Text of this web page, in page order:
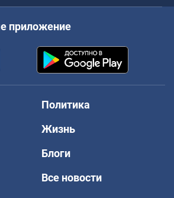
приложение
Политика
Жизнь
Блоги
Все новости